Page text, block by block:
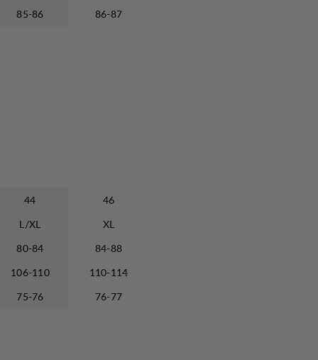
85-86 86-87
44
46
L/XL
XL
80-84
84-88
106-110
110-114
75-76 76-77